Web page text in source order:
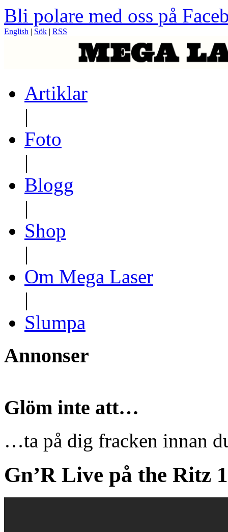
Bli polare med oss på
English | Sök | RSS
Artiklar
|
Foto
|
Blogg
|
Shop
|
Om Mega Laser
|
Slumpa
Annonser
Glöm inte att…
…ta på dig fracken innan
Gn’R Live på the Ritz